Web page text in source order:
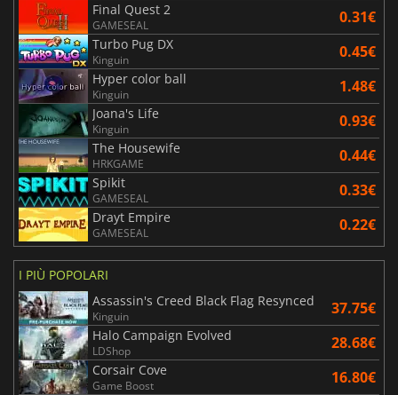
Final Quest 2
GAMESEAL 0.31€
Turbo Pug DX
Kinguin 0.45€
Hyper color ball
Kinguin 1.48€
Joana's Life
Kinguin 0.93€
The Housewife
HRKGAME 0.44€
Spikit
GAMESEAL 0.33€
Drayt Empire
GAMESEAL 0.22€
I PIÙ POPOLARI
Assassin's Creed Black Flag Resynced
Kinguin 37.75€
Halo Campaign Evolved
LDShop 28.68€
Corsair Cove
Game Boost 16.80€